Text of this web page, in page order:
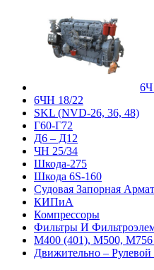
6Ч
6ЧН 18/22
SKL (NVD-26, 36, 48)
Г60-Г72
Д6 – Д12
ЧН 25/34
Шкода-275
Шкода 6S-160
Судовая Запорная
КИПиА
Компрессоры
Фильтры И
М400 (401), М500, М756
Движительно –